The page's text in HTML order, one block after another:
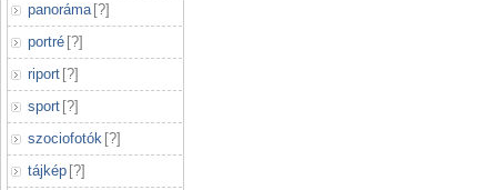
panoráma [?]
portré [?]
riport [?]
sport [?]
szociofotók [?]
tájkép [?]